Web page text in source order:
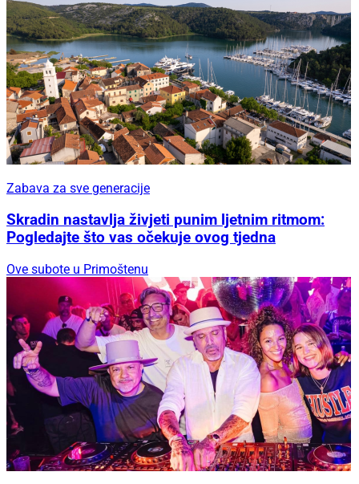
Zabava za sve generacije
Skradin nastavlja živjeti punim ljetnim ritmom:
Pogledajte što vas očekuje ovog tjedna
Ove subote u Primoštenu